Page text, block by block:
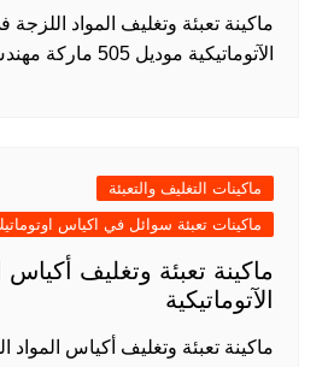
ماكينة تعبئة وتغليف المواد
الآتوماتيكية موديل 505 ماركة مهندس منسي لحام ثلاثي
ماكينات التغليف والتعبئة
ماكينات تعبئة سوائل في اكياس
ماكينة تعبئة وتغليف أكياس
الآتوماتيكية
ماكينة تعبئة وتغليف أكياس المواد